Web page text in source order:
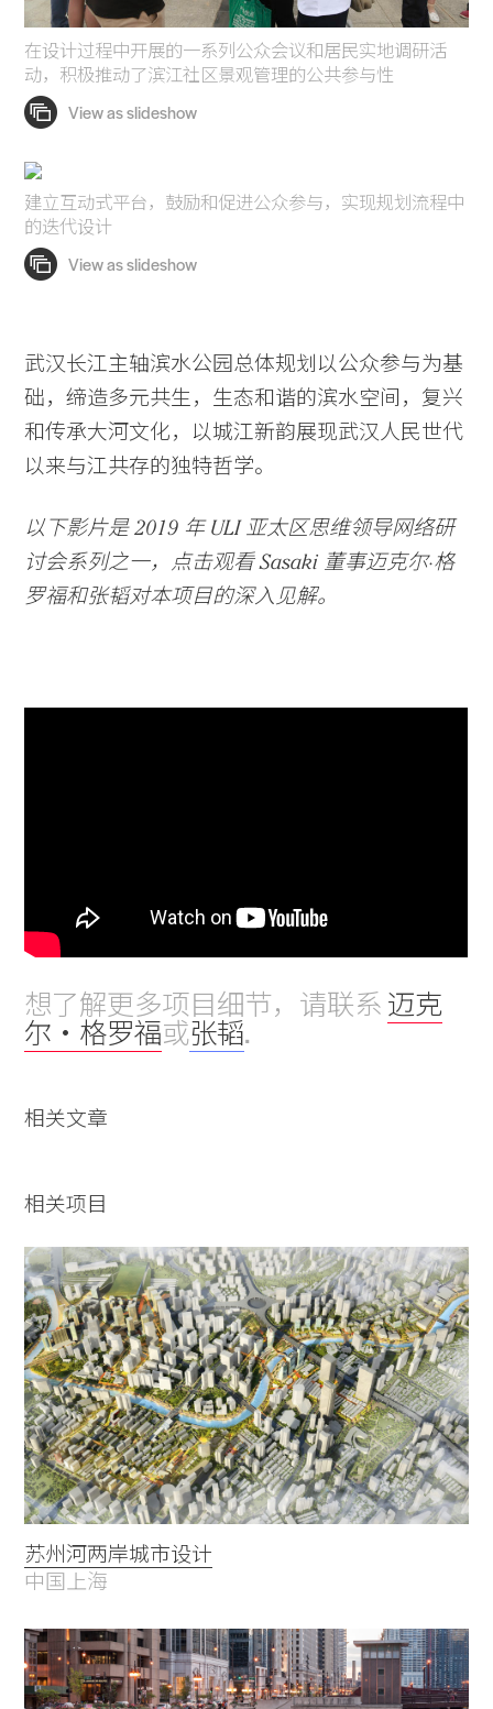
在设计过程中开展的一系列公众会议和居民实地调研活
动，积极推动了滨江社区景观管理的公共参与性
建立互动式平台，鼓励和促进公众参与，实现规划流程中
的迭代设计
武汉长江主轴滨水公园总体规划以公众参与为基
础，缔造多元共生，生态和谐的滨水空间，复兴
和传承大河文化，以城江新韵展现武汉人民世代
以来与江共存的独特哲学。
以下影片是 2019 年 ULI 亚太区思维领导网络研
讨会系列之一，点击观看 Sasaki 董事迈克尔·格
罗福和张韬对本项目的深入见解。
想了解更多项目细节，请联系 迈克
尔・格罗福或张韬.
相关文章
相关项目
苏州河两岸城市设计
中国上海